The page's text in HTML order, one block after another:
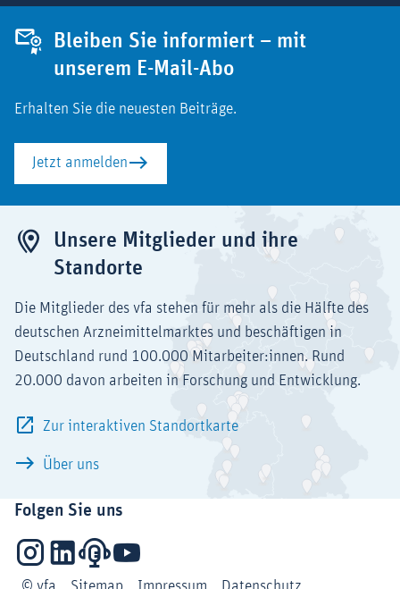
Bleiben Sie informiert – mit
unserem E-Mail-Abo
Erhalten Sie die neuesten Beiträge.
Jetzt anmelden
Unsere Mitglieder und ihre
Standorte
Die Mitglieder des vfa stehen für mehr als die Hälfte des
deutschen Arzneimittelmarktes und beschäftigen in
Deutschland rund 100.000 Mitarbeiter:innen. Rund
20.000 davon arbeiten in Forschung und Entwicklung.
Zur interaktiven Standortkarte
Über uns
Folgen Sie uns
InstagramLinkedInPodcastsYouTube